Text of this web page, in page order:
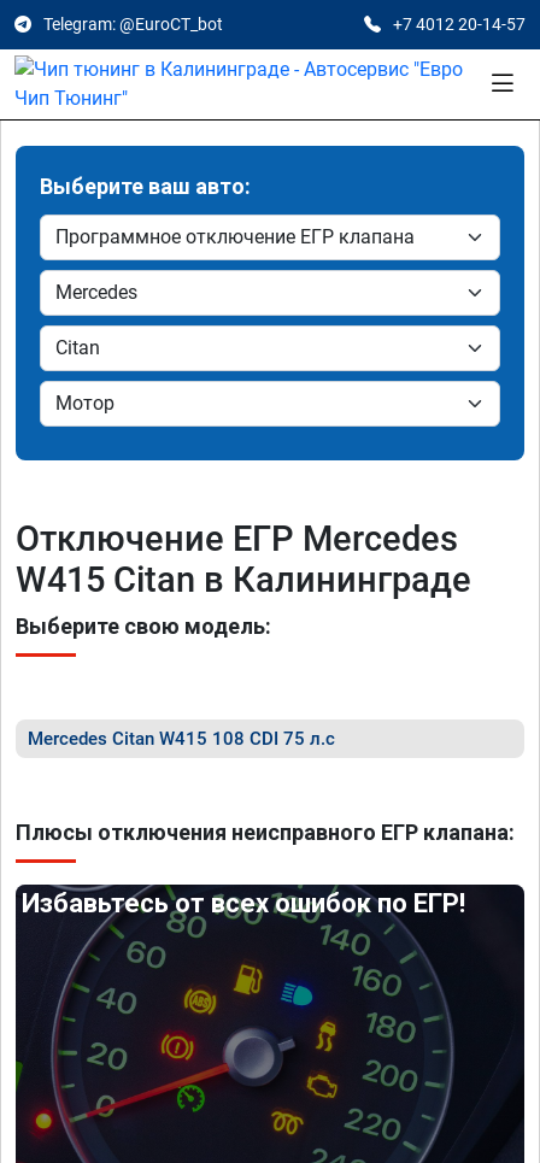
Telegram: @EuroCT_bot +7 4012 20-14-57
Выберите ваш авто:
Отключение ЕГР Mercedes
W415 Citan в Калининграде
Выберите свою модель:
Mercedes Citan W415 108 CDI 75 л.с
Плюсы отключения неисправного ЕГР клапана:
Избавьтесь от всех ошибок по ЕГР!